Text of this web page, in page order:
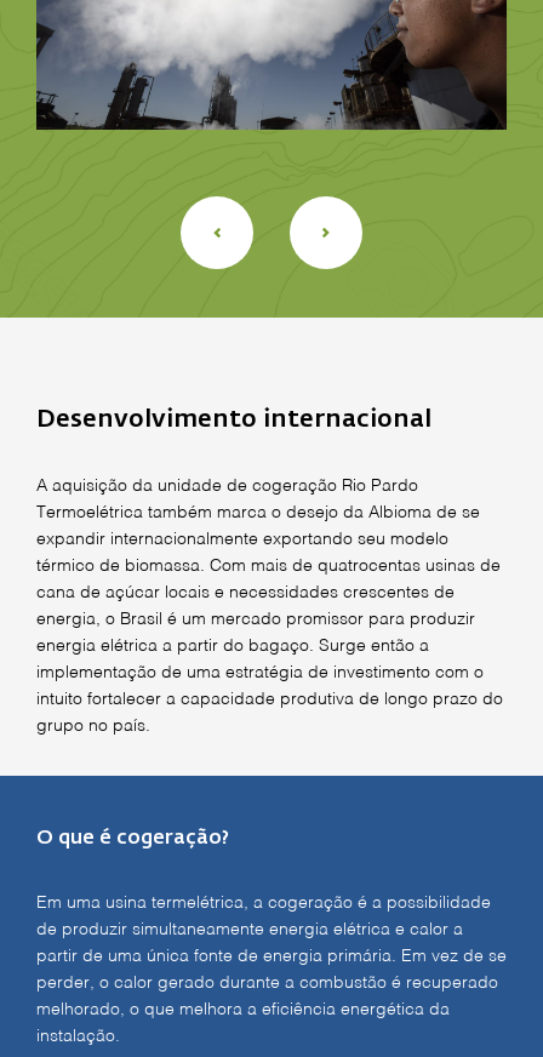
Desenvolvimento internacional
A aquisição da unidade de cogeração Rio Pardo
Termoelétrica também marca o desejo da Albioma de se
expandir internacionalmente exportando seu modelo
térmico de biomassa. Com mais de quatrocentas usinas de
cana de açúcar locais e necessidades crescentes de
energia, o Brasil é um mercado promissor para produzir
energia elétrica a partir do bagaço. Surge então a
implementação de uma estratégia de investimento com o
intuito fortalecer a capacidade produtiva de longo prazo do
grupo no país.
O que é cogeração?
Em uma usina termelétrica, a cogeração é a possibilidade
de produzir simultaneamente energia elétrica e calor a
partir de uma única fonte de energia primária. Em vez de se
perder, o calor gerado durante a combustão é recuperado
melhorado, o que melhora a eficiência energética da
instalação.